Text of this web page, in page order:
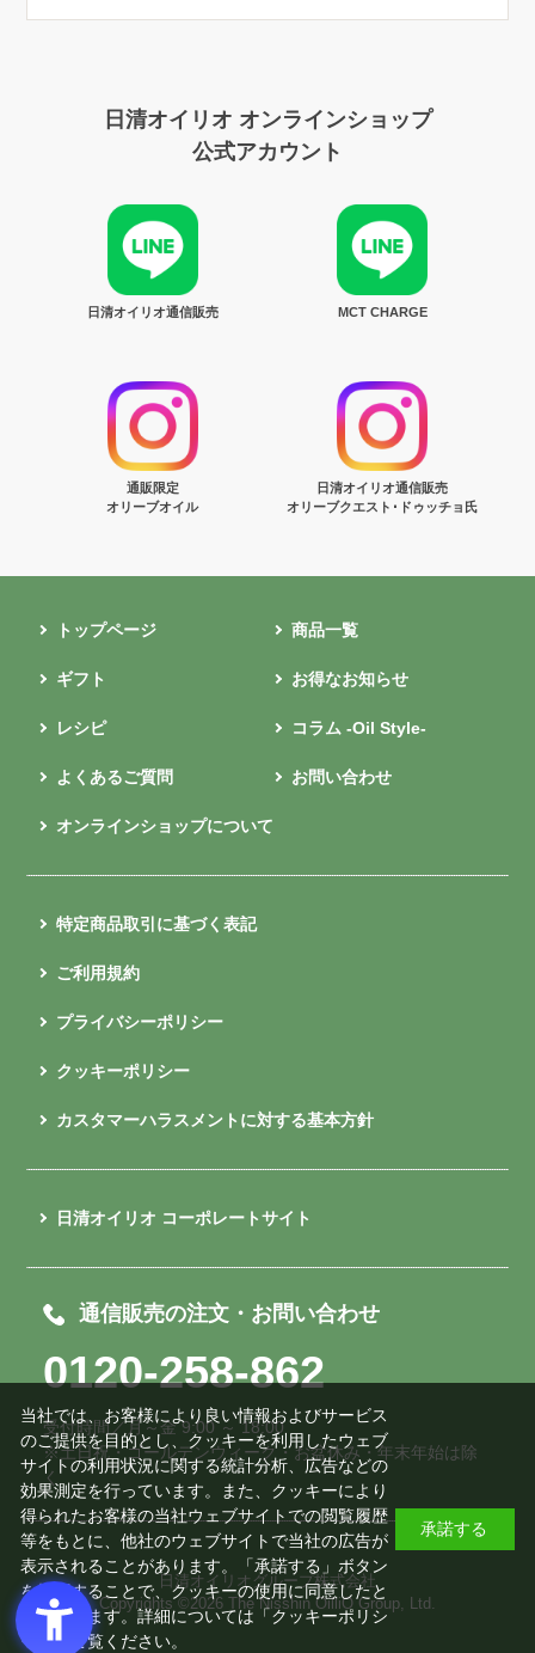
日清オイリオ オンラインショップ
公式アカウント
日清オイリオ通信販売 MCT CHARGE
通販限定
オリーブオイル
日清オイリオ通信販売
オリーブクエスト･ドゥッチョ氏
トップページ 商品一覧
ギフト お得なお知らせ
レシピ コラム -Oil Style-
よくあるご質問 お問い合わせ
オンラインショップについて
特定商品取引に基づく表記
ご利用規約
プライバシーポリシー
クッキーポリシー
カスタマーハラスメントに対する基本方針
日清オイリオ コーポレートサイト
通信販売の注文・お問い合わせ
0120-258-862
受付時間／月～金 9:00 ～ 18:00
※土日祝・ゴールデンウィーク・お盆休み・年末年始は除
く
日清オイリオグループ株式会社
Copyrights ©2026 The Nisshin OilliO Group, Ltd.
当社では、お客様により良い情報およびサービス
のご提供を目的とし、クッキーを利用したウェブ
サイトの利用状況に関する統計分析、広告などの
効果測定を行っています。また、クッキーにより
得られたお客様の当社ウェブサイトでの閲覧履歴
等をもとに、他社のウェブサイトで当社の広告が
表示されることがあります。「承諾する」ボタン
を押下することで、クッキーの使用に同意したと
みなされます。詳細については「クッキーポリシ
ー
」をご覧ください。
承諾する